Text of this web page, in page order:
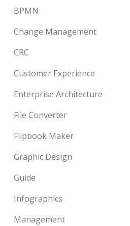
BPMN
Change Management
CRC
Customer Experience
Enterprise Architecture
File Converter
Flipbook Maker
Graphic Design
Guide
Infographics
Management